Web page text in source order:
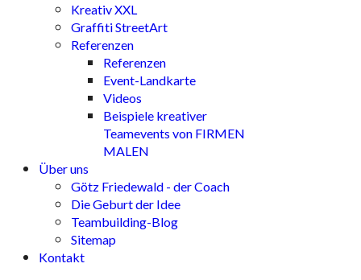
Kreativ XXL
Graffiti StreetArt
Referenzen
Referenzen
Event-Landkarte
Videos
Beispiele kreativer
Teamevents von FIRMEN
MALEN
Über uns
Götz Friedewald - der Coach
Die Geburt der Idee
Teambuilding-Blog
Sitemap
Kontakt